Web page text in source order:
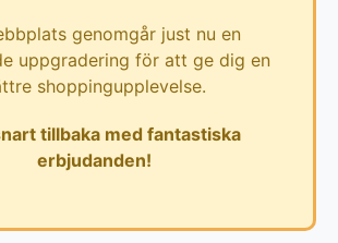
genomgår just nu en
uppgradering för att ge dig en
shoppingupplevelse.
tillbaka med fantastiska
erbjudanden!